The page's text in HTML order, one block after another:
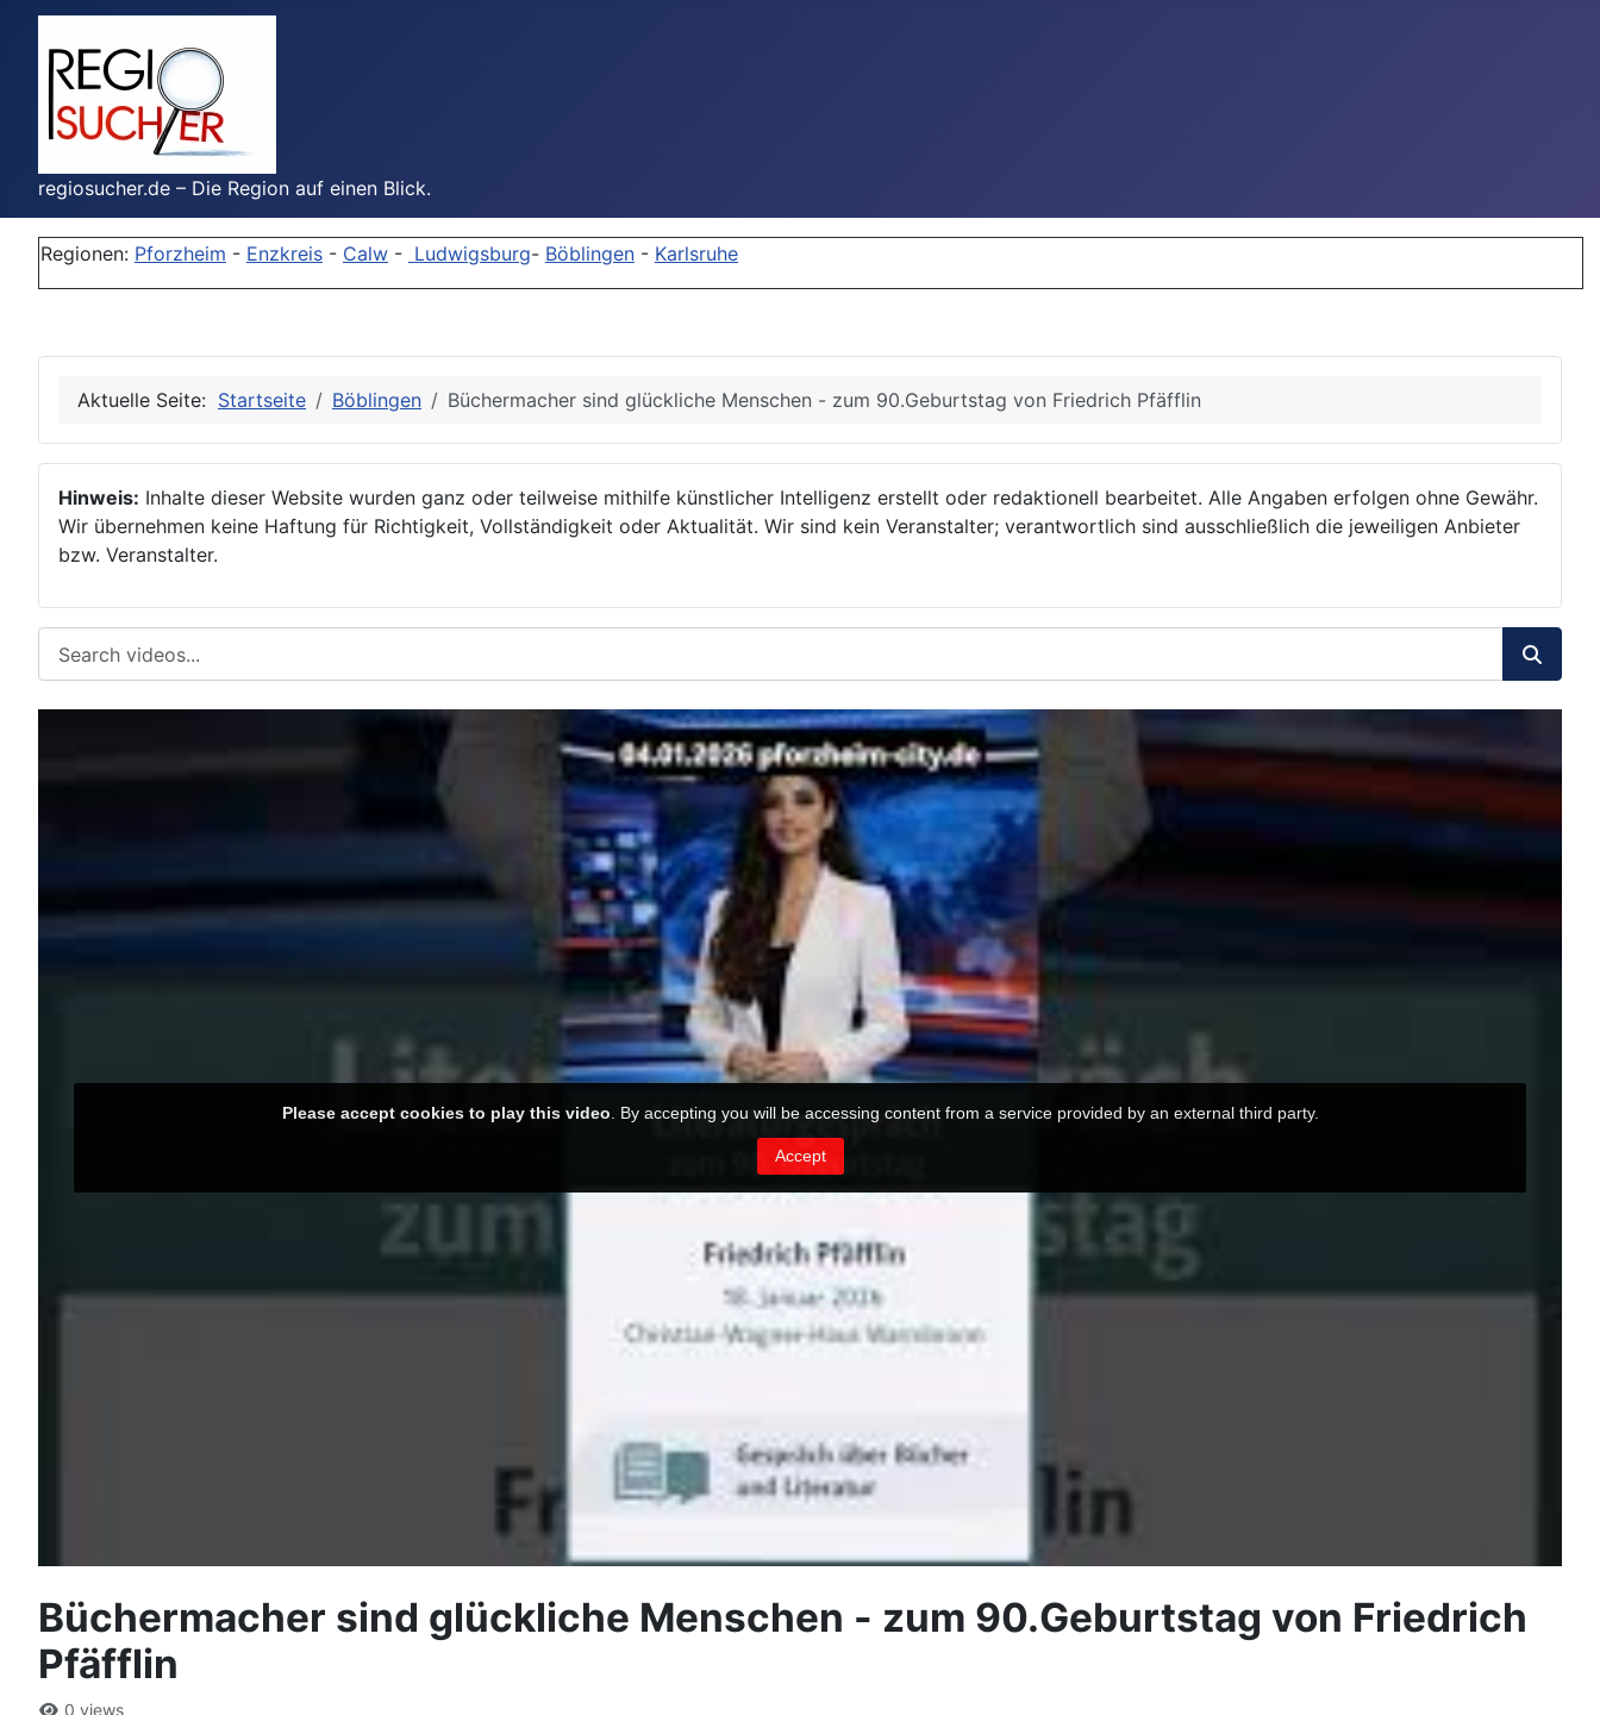
regiosucher.de – Die Region auf einen Blick.
Regionen: Pforzheim - Enzkreis - Calw - Ludwigsburg- Böblingen - Karlsruhe
Aktuelle Seite: Startseite Böblingen Büchermacher sind glückliche Menschen - zum 90.Geburtstag von Friedrich Pfäfflin
Hinweis: Inhalte dieser Website wurden ganz oder teilweise mithilfe künstlicher Intelligenz erstellt oder redaktionell bearbeitet. Alle Angaben erfolgen ohne Gewähr.
Wir übernehmen keine Haftung für Richtigkeit, Vollständigkeit oder Aktualität. Wir sind kein Veranstalter; verantwortlich sind ausschließlich die jeweiligen Anbieter
bzw. Veranstalter.
Büchermacher sind glückliche Menschen - zum 90.Geburtstag von Friedrich
Pfäfflin
0 views